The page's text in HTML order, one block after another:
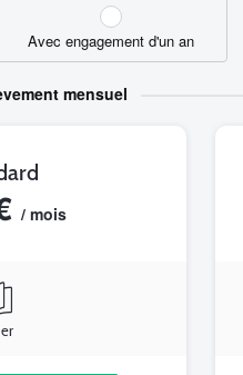
Avec engagement d'un an
mensuel
/ mois